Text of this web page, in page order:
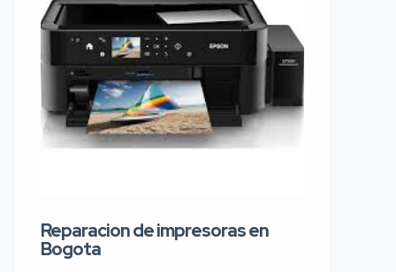
Reparacion de impresoras en
Bogota